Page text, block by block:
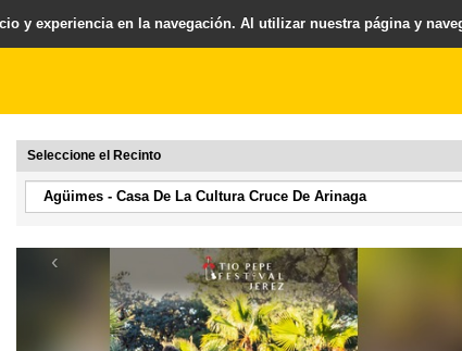
Seleccione el Recinto
‹
y experiencia en la navegación. Al utilizar nuestra página y